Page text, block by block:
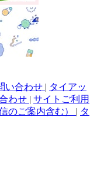
い合わせ | タイアッ
わせ | サイトご利用
のご案内含む） | タ